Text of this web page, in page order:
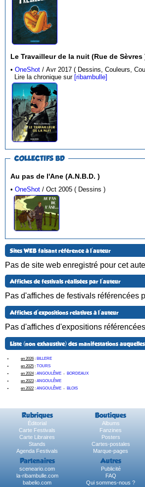
Le Travailleur de la nuit (Rue de
•OneShot
/ Avr 2017 ( Dessins, Couleurs,
Lire la chronique sur [ribambulle]
COLLECTIFS BD
Au pas de l'Ane (A.N.B.D. )
•OneShot / Oct 2005 ( Dessins )
Sites WEB faisant référence à l'auteur
Pas de site web enregistré pour cet
Affiches de festivals réalisées par l'auteur
Pas d'affiches de festivals référencées
Affiches d'expositions relatives à l'auteur
Pas d'affiches d'expositions
Liste (non exhaustive) des manifestations
en 2026 : BILLERE
en 2025 : TOURS
en 2024: ANGOULÊME - BORDEAUX
en 2023 : ANGOULÊME
en 2022 : ANGOULÊME - BLOIS
Rubriques Boutiques
Éditorial Albums
Carte Festivals
Fanzines
Carte Libraires
Posters
Stands
Cartes-postales
Agenda Festivals
Marque-pages
Partenaires Autres
sceneario.com Publicité
la-ribambulle.com
FAQ
babelio.com
Qui sommes-nous ?